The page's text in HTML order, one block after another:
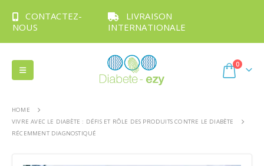
CONTACTEZ-
NOUS
LIVRAISON
INTERNATIONALE
0
HOME
VIVRE AVEC LE DIABÈTE : DÉFIS ET RÔLE DES PRODUITS CONTRE LE DIABÈTE
RÉCEMMENT DIAGNOSTIQUÉ